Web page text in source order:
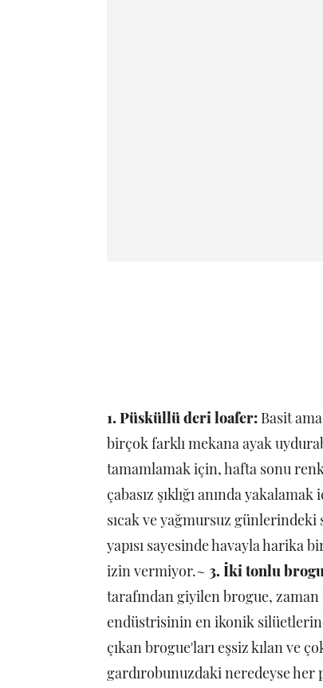
1. Püsküllü deri loafer: Basit
birçok farklı mekana ayak
tamamlamak için, hafta sonu
çabasız şıklığı anında
sıcak ve yağmursuz
yapısı sayesinde havayla harika
izin vermiyor.~ 3. İki tonlu
tarafından giyilen brogue,
endüstrisinin en ikonik
çıkan brogue'ları eşsiz kılan ve
gardırobunuzdaki neredeyse